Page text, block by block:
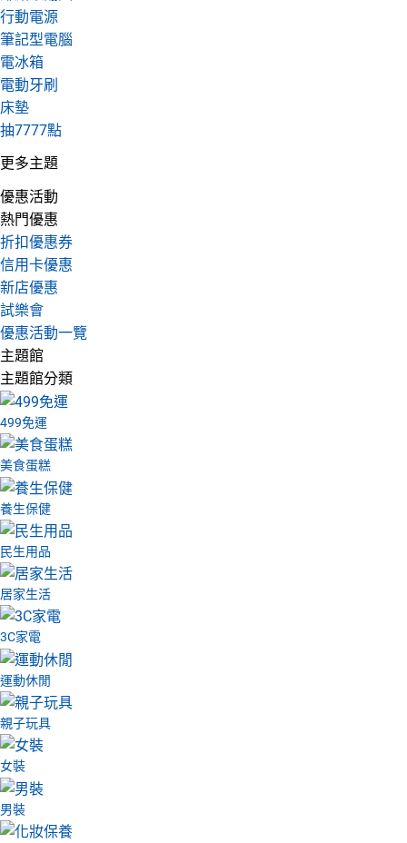
行動電源
筆記型電腦
電冰箱
電動牙刷
床墊
抽7777點
更多主題
優惠活動
熱門優惠
折扣優惠券
信用卡優惠
新店優惠
試樂會
優惠活動一覽
主題館
主題館分類
499免運
美食蛋糕
養生保健
民生用品
居家生活
3C家電
運動休閒
親子玩具
女裝
男裝